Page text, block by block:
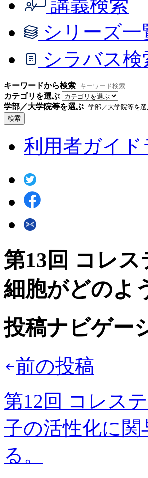
講義検索
シリーズ一
シラバス検
キーワードから検索
カテゴリを選ぶ
学部／大学院等を選ぶ
検索
利用者ガイド
第13回 コレ
細胞がどのよ
投稿ナビゲー
前の投稿
第12回 コレス
子の活性化に
る。